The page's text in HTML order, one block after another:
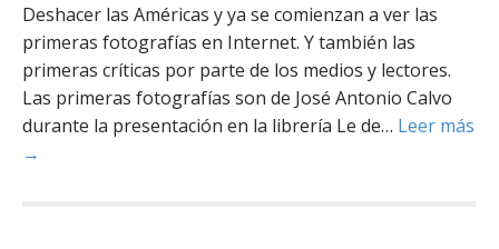
Deshacer las Américas y ya se comienzan a ver las
primeras fotografías en Internet. Y también las
primeras críticas por parte de los medios y lectores.
Las primeras fotografías son de José Antonio Calvo
durante la presentación en la librería Le de… Leer más
→